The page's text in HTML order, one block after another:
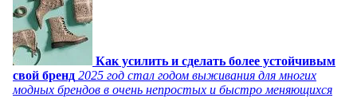
Как усилить и сделать более устойчивым
свой бренд 2025 год стал годом выживания для многих
модных брендов в очень непростых и быстро меняющихся